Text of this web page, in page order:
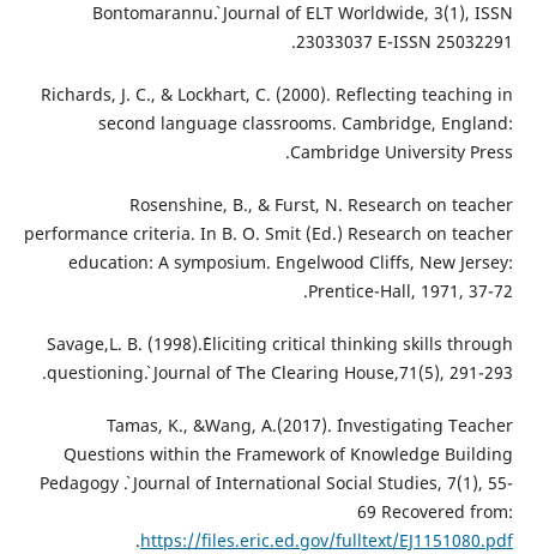
Bontomarannu`. Journal of ELT Worldwide, 3(1), ISSN
23033037 E-ISSN 25032291.
Richards, J. C., & Lockhart, C. (2000). Reflecting teaching in
second language classrooms. Cambridge, England:
Cambridge University Press.
Rosenshine, B., & Furst, N. Research on teacher
performance criteria. In B. O. Smit (Ed.) Research on teacher
education: A symposium. Engelwood Cliffs, New Jersey:
Prentice-Hall, 1971, 37-72.
Savage,L. B. (1998).`Eliciting critical thinking skills through
questioning`. Journal of The Clearing House,71(5), 291-293.
Tamas, K., &Wang, A.(2017). `Investigating Teacher
Questions within the Framework of Knowledge Building
Pedagogy `. Journal of International Social Studies, 7(1), 55-
69 Recovered from:
https://files.eric.ed.gov/fulltext/EJ1151080.pdf
.